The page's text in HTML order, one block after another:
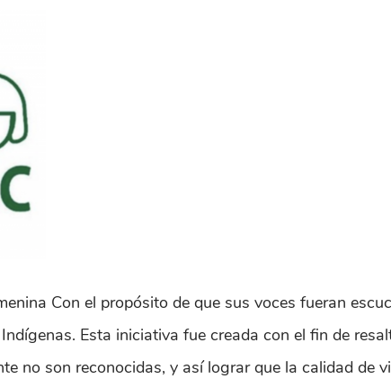
Con el propósito de que sus voces fueran
Esta iniciativa fue creada con el fin de
no son reconocidas, y así lograr que la calidad